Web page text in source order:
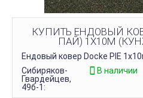
КУПИТЬ ЕНДОВЫЙ
ПАЙ) 1Х10М
Ендовый ковер Docke PIE
Сибиряков-
Гвардейцев,
49б-1:
В наличии